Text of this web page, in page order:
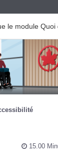
le module
15.00